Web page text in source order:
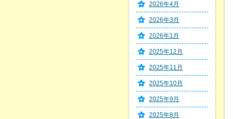
2026年4月
2026年3月
2026年1月
2025年12月
2025年11月
2025年10月
2025年9月
2025年8月